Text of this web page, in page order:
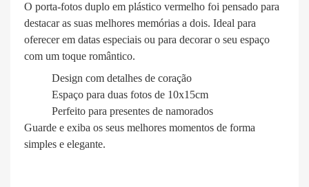
O porta-fotos duplo em plástico vermelho foi pensado para
destacar as suas melhores memórias a dois. Ideal para
oferecer em datas especiais ou para decorar o seu espaço
com um toque romântico.
Design com detalhes de coração
Espaço para duas fotos de 10x15cm
Perfeito para presentes de namorados
Guarde e exiba os seus melhores momentos de forma
simples e elegante.